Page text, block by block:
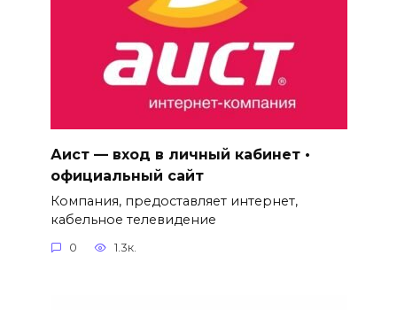
Аист — вход в личный кабинет •
официальный сайт
Компания, предоставляет интернет,
кабельное телевидение
0 1.3к.